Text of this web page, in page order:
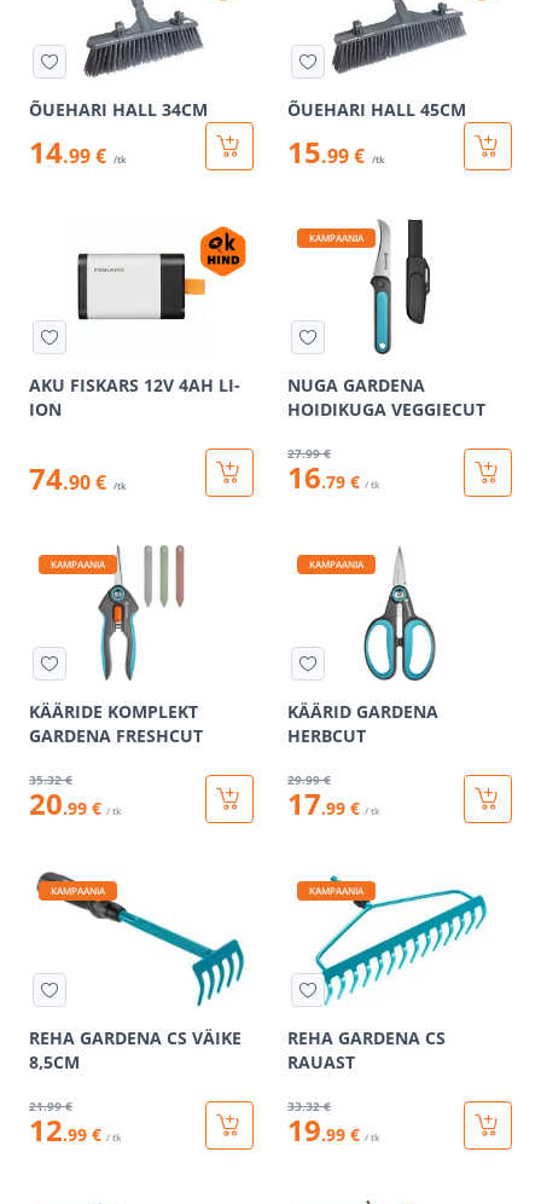
ÕUEHARI HALL 34CM
14.99 € /tk
ÕUEHARI HALL 45CM
15.99 € /tk
AKU FISKARS 12V 4AH LI-
ION
74.90 € /tk
KAMPAANIA
NUGA GARDENA
HOIDIKUGA VEGGIECUT
27.99 €
16.79 € / tk
KAMPAANIA
KÄÄRIDE KOMPLEKT
GARDENA FRESHCUT
35.32 €
20.99 € / tk
KAMPAANIA
KÄÄRID GARDENA
HERBCUT
29.99 €
17.99 € / tk
KAMPAANIA
REHA GARDENA CS VÄIKE
8,5CM
21.99 €
12.99 € / tk
KAMPAANIA
REHA GARDENA CS
RAUAST
33.32 €
19.99 € / tk